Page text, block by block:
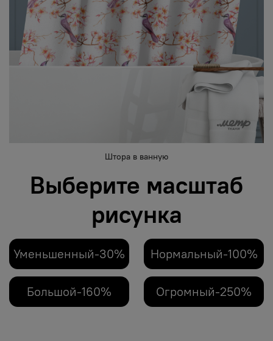
Штора в ванную
Выберите масштаб
рисунка
Уменьшенный-30% Нормальный-100%
Большой-160% Огромный-250%